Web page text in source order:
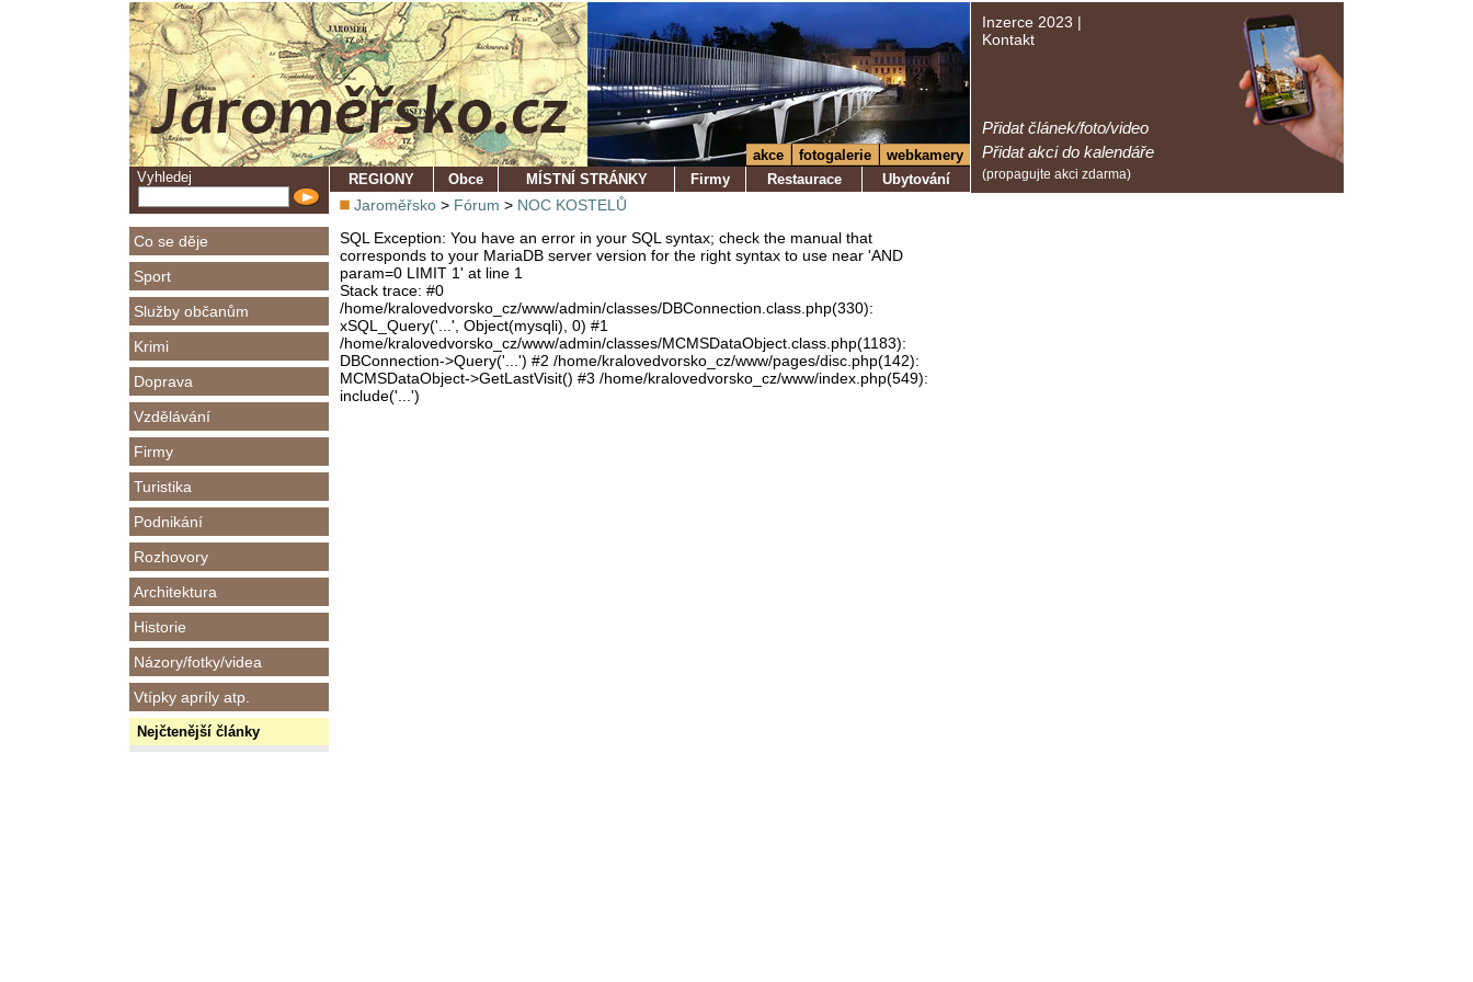
Vyhledej
Co se děje
Sport
Služby občanům
Krimi
Doprava
Vzdělávání
Firmy
Turistika
Podnikání
Rozhovory
Architektura
Historie
Názory/fotky/videa
Vtípky apríly atp.
Nejčtenější články
Inzerce 2023 |
Kontakt
Přidat článek/foto/video
Přidat akci do kalendáře
(propagujte akci zdarma)
akce fotogalerie
webkamery
REGIONY
Obce MÍSTNÍ STRÁNKY Firmy Restaurace Ubytování
Jaroměřsko > Fórum > NOC KOSTELŮ
SQL Exception: You have an error in your SQL syntax; check the manual that
corresponds to your MariaDB server version for the right syntax to use near 'AND
param=0 LIMIT 1' at line 1
Stack trace: #0
/home/kralovedvorsko_cz/www/admin/classes/DBConnection.class.php(330):
xSQL_Query('...', Object(mysqli), 0) #1
/home/kralovedvorsko_cz/www/admin/classes/MCMSDataObject.class.php(1183):
DBConnection->Query('...') #2 /home/kralovedvorsko_cz/www/pages/disc.php(142):
MCMSDataObject->GetLastVisit() #3 /home/kralovedvorsko_cz/www/index.php(549):
include('...')